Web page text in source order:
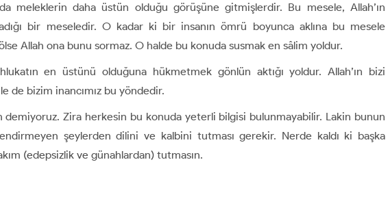
meleklerin daha üstün olduğu görüşüne gitmişlerdir. Bu mesele, Allah’ın
bir meseledir. O kadar ki bir insanın ömrü boyunca aklına bu mesele
Allah ona bunu sormaz. O halde bu konuda susmak en sâlim yoldur.
en üstünü olduğuna hükmetmek gönlün aktığı yoldur. Allah’ın bizi
de bizim inancımız bu yöndedir.
demiyoruz. Zira herkesin bu konuda yeterli bilgisi bulunmayabilir. Lakin bunun
şeylerden dilini ve kalbini tutması gerekir. Nerde kaldı ki başka
(edepsizlik ve günahlardan) tutmasın.